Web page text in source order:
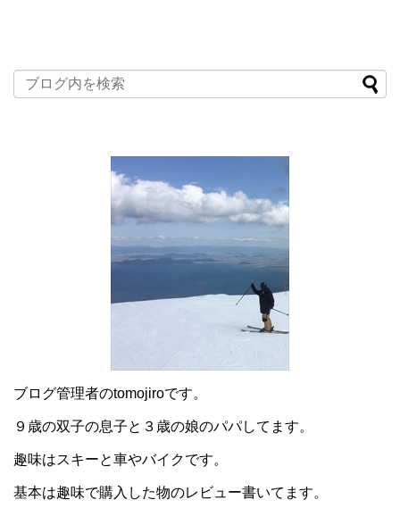
ブログ管理者のtomojiroです。
９歳の双子の息子と３歳の娘のパパしてます。
趣味はスキーと車やバイクです。
基本は趣味で購入した物のレビュー書いてます。